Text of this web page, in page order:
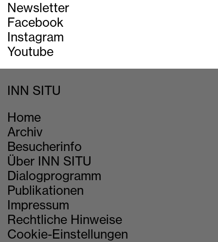
Newsletter
Facebook
Instagram
Youtube
INN SITU
Home
Archiv
Besucherinfo
Über INN SITU
Dialogprogramm
Publikationen
Impressum
Rechtliche Hinweise
Cookie-Einstellungen